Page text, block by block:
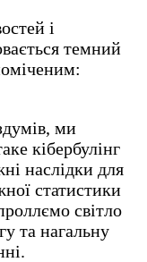
і
темний
ми
кібербулінг
наслідки для
статистики
світло
та нагальну